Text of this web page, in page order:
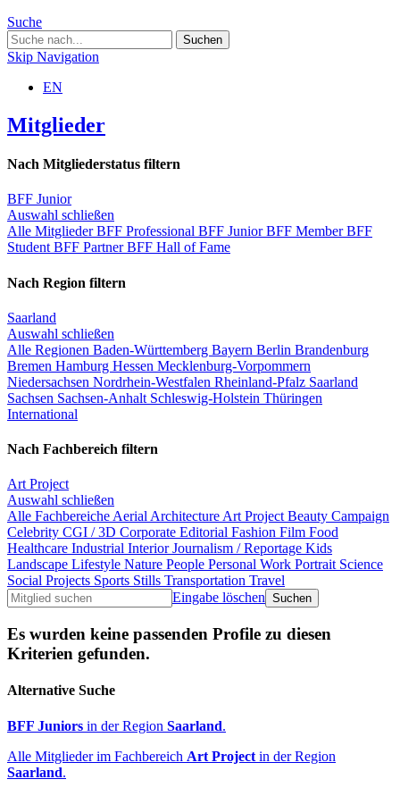
Suche
Skip Navigation
EN
Mitglieder
Nach Mitgliederstatus filtern
BFF Junior
Auswahl schließen
Alle MitgliederBFF Professional BFF JuniorBFF MemberBFF
Student BFF PartnerBFF Hall of Fame
Nach Region filtern
Saarland
Auswahl schließen
Alle Regionen Baden-Württemberg Bayern Berlin Brandenburg
Bremen Hamburg Hessen Mecklenburg-Vorpommern
Niedersachsen Nordrhein-Westfalen Rheinland-Pfalz Saarland
Sachsen Sachsen-Anhalt Schleswig-Holstein Thüringen
International
Nach Fachbereich filtern
Art Project
Auswahl schließen
Alle Fachbereiche Aerial Architecture Art Project Beauty Campaign
Celebrity CGI / 3D Corporate Editorial Fashion Film Food
Healthcare Industrial InteriorJournalism / Reportage Kids
Landscape Lifestyle Nature People Personal Work Portrait Science
Social Projects Sports Stills Transportation Travel
Eingabe löschen
Es wurden keine passenden Profile zu diesen
Kriterien gefunden.
Alternative Suche
BFF Juniors in der Region Saarland.
Alle Mitglieder im Fachbereich Art Project in der Region
Saarland.